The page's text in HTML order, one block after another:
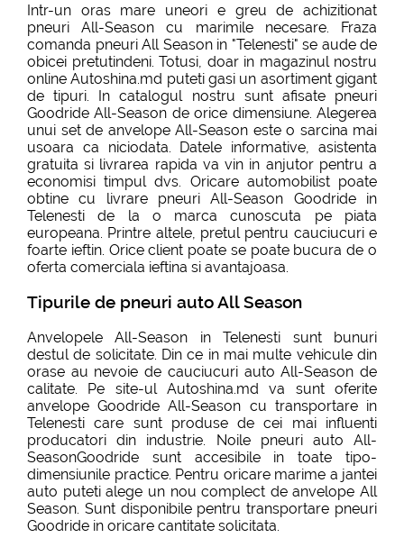
Intr-un oras mare uneori e greu de achizitionat
pneuri All-Season cu marimile necesare. Fraza
comanda pneuri All Seasonin "Telenesti" se aude de
obicei pretutindeni. Totusi, doar in magazinul nostru
online Autoshina.md puteti gasi un asortiment gigant
de tipuri. In catalogul nostru sunt afisate pneuri
Goodride All-Season de orice dimensiune. Alegerea
unui set de anvelope All-Season este o sarcina mai
usoara ca niciodata. Datele informative, asistenta
gratuita si livrarea rapida va vin in anjutor pentru a
economisi timpul dvs. Oricare automobilist poate
obtine cu livrare pneuri All-Season Goodride in
Telenesti de la o marca cunoscuta pe piata
europeana. Printre altele, pretul pentru cauciucuri e
foarte ieftin. Orice client poate se poate bucura de o
oferta comerciala ieftina si avantajoasa.
Tipurile de pneuri auto All Season
Anvelopele All-Season in Telenesti sunt bunuri
destul de solicitate. Din ce in mai multe vehicule din
orase au nevoie de cauciucuri auto All-Season de
calitate. Pe site-ul Autoshina.md va sunt oferite
anvelope Goodride All-Season cu transportare in
Telenesti care sunt produse de cei mai influenti
producatori din industrie. Noile pneuri auto All-
SeasonGoodride sunt accesibile in toate tipo-
dimensiunile practice. Pentru oricare marime a jantei
auto puteti alege un nou complect de anvelope All
Season. Sunt disponibile pentru transportare pneuri
Goodride in oricare cantitate solicitata.